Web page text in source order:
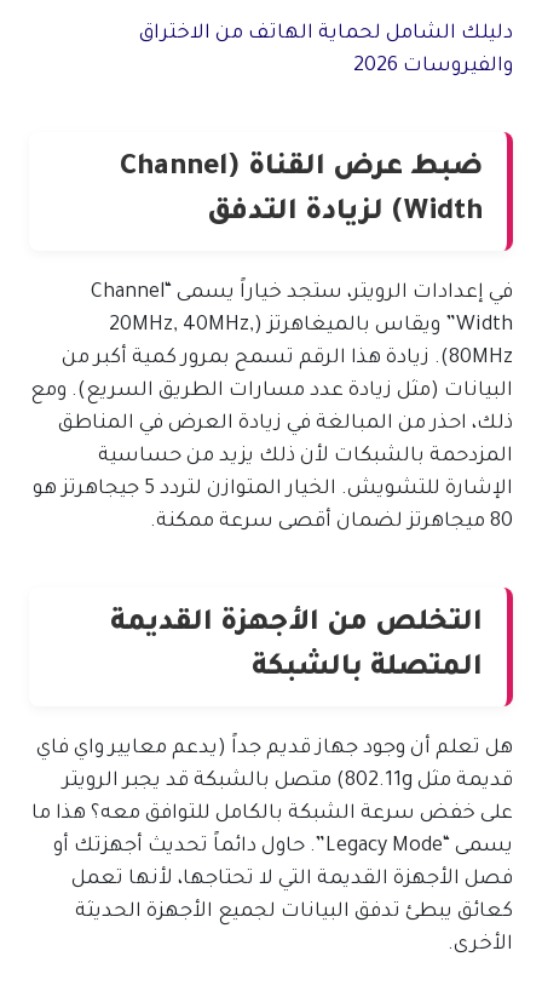
دليلك الشامل لحماية الهاتف من الاختراق
والفيروسات 2026
ضبط عرض القناة (Channel
Width) لزيادة التدفق
في إعدادات الرويتر، ستجد خياراً يسمى “Channel
Width” ويقاس بالميغاهرتز (20MHz, 40MHz,
80MHz). زيادة هذا الرقم تسمح بمرور كمية أكبر من
البيانات (مثل زيادة عدد مسارات الطريق السريع). ومع
ذلك، احذر من المبالغة في زيادة العرض في المناطق
المزدحمة بالشبكات لأن ذلك يزيد من حساسية
الإشارة للتشويش. الخيار المتوازن لتردد 5 جيجاهرتز هو
80 ميجاهرتز لضمان أقصى سرعة ممكنة.
التخلص من الأجهزة القديمة
المتصلة بالشبكة
هل تعلم أن وجود جهاز قديم جداً (يدعم معايير واي فاي
قديمة مثل 802.11g) متصل بالشبكة قد يجبر الرويتر
على خفض سرعة الشبكة بالكامل للتوافق معه؟ هذا ما
يسمى “Legacy Mode”. حاول دائماً تحديث أجهزتك أو
فصل الأجهزة القديمة التي لا تحتاجها، لأنها تعمل
كعائق يبطئ تدفق البيانات لجميع الأجهزة الحديثة
الأخرى.